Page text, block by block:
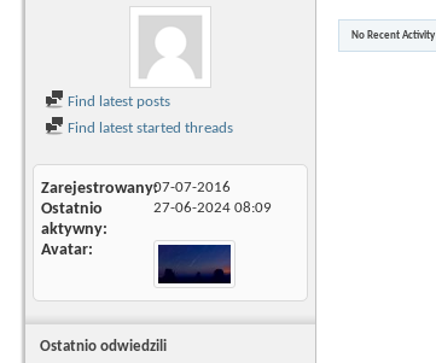
Find latest posts
Find latest started threads
Zarejestrowany07-07-2016
Ostatnio
aktywny
27-06-2024 08:09
Avatar
Ostatnio odwiedzili
No Recent Activity